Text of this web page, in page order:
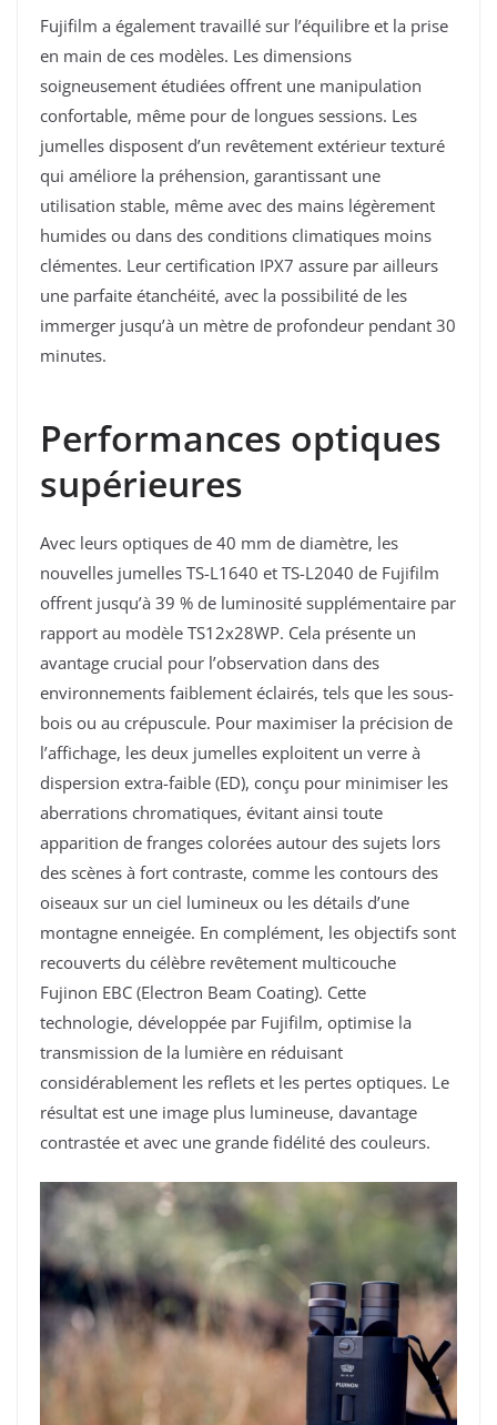
Fujifilm a également travaillé sur l’équilibre et la prise
en main de ces modèles. Les dimensions
soigneusement étudiées offrent une manipulation
confortable, même pour de longues sessions. Les
jumelles disposent d’un revêtement extérieur texturé
qui améliore la préhension, garantissant une
utilisation stable, même avec des mains légèrement
humides ou dans des conditions climatiques moins
clémentes. Leur certification IPX7 assure par ailleurs
une parfaite étanchéité, avec la possibilité de les
immerger jusqu’à un mètre de profondeur pendant 30
minutes.
Performances optiques
supérieures
Avec leurs optiques de 40 mm de diamètre, les
nouvelles jumelles TS-L1640 et TS-L2040 de Fujifilm
offrent jusqu’à 39 % de luminosité supplémentaire par
rapport au modèle TS12x28WP. Cela présente un
avantage crucial pour l’observation dans des
environnements faiblement éclairés, tels que les sous-
bois ou au crépuscule. Pour maximiser la précision de
l’affichage, les deux jumelles exploitent un verre à
dispersion extra-faible (ED), conçu pour minimiser les
aberrations chromatiques, évitant ainsi toute
apparition de franges colorées autour des sujets lors
des scènes à fort contraste, comme les contours des
oiseaux sur un ciel lumineux ou les détails d’une
montagne enneigée. En complément, les objectifs sont
recouverts du célèbre revêtement multicouche
Fujinon EBC (Electron Beam Coating). Cette
technologie, développée par Fujifilm, optimise la
transmission de la lumière en réduisant
considérablement les reflets et les pertes optiques. Le
résultat est une image plus lumineuse, davantage
contrastée et avec une grande fidélité des couleurs.